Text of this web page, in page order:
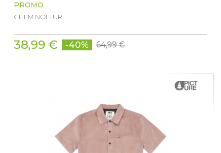
PROMO
CHEM NOLLUR
38,99 € -40% 64,99 €